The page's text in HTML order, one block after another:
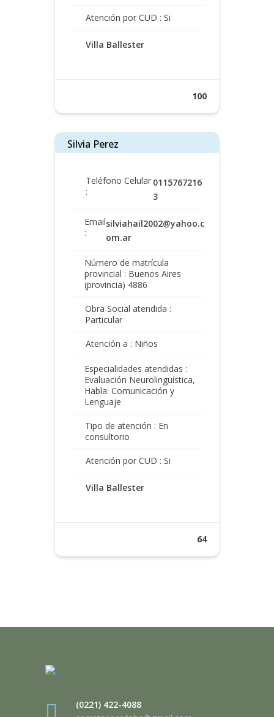
Atención por CUD : Si
Villa Ballester
100
Silvia Perez
Teléfono Celular
:
0115767216
3
Email
:
silviahail2002@yahoo.c
om.ar
Número de matrícula
provincial : Buenos Aires
(provincia) 4886
Obra Social atendida :
Particular
Atención a : Niños
Especialidades atendidas :
Evaluación Neurolingüística,
Habla: Comunicación y
Lenguaje
Tipo de atención : En
consultorio
Atención por CUD : Si
Villa Ballester
64
(0221) 422-4088